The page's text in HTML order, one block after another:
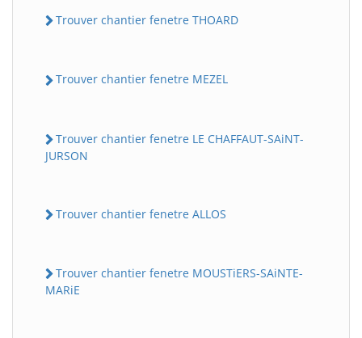
Trouver chantier fenetre THOARD
Trouver chantier fenetre MEZEL
Trouver chantier fenetre LE CHAFFAUT-SAiNT-
JURSON
Trouver chantier fenetre ALLOS
Trouver chantier fenetre MOUSTiERS-SAiNTE-
MARiE